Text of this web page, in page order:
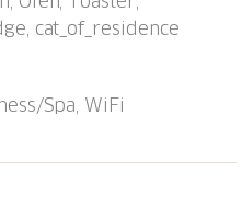
erreichbar,
m, Bahnstation
Hallenbad 50 m,
80 m, Strandbad 50
Tennis 400 m, Minigolf 2
cat_of_residence
Spa, WiFi